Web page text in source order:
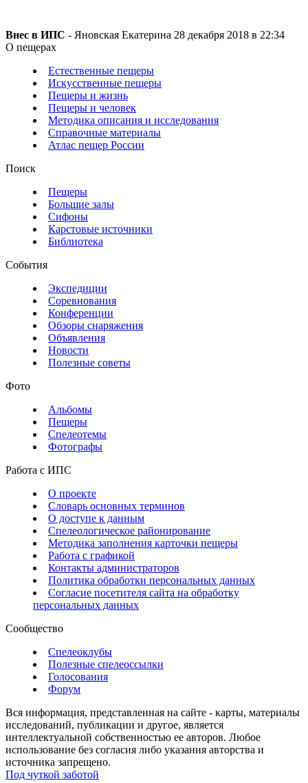
Внес в ИПС - Яновская Екатерина 28 декабря 2018 в 22:34
О пещерах
Естественные пещеры
Искусственные пещеры
Пещеры и жизнь
Пещеры и человек
Методика описания и исследования
Справочные материалы
Атлас пещер России
Поиск
Пещеры
Большие залы
Сифоны
Карстовые источники
Библиотека
События
Экспедиции
Соревнования
Конференции
Обзоры снаряжения
Объявления
Новости
Полезные советы
Фото
Альбомы
Пещеры
Спелеотемы
Фотографы
Работа с ИПС
О проекте
Словарь основных терминов
О доступе к данным
Спелеологическое районирование
Методика заполнения карточки пещеры
Работа с графикой
Контакты администраторов
Политика обработки персональных данных
Согласие посетителя сайта на обработку
персональных данных
Сообщество
Спелеоклубы
Полезные спелеоссылки
Голосования
Форум
Вся информация, представленная на сайте - карты, материалы
исследований, публикации и другое, является
интеллектуальной собственностью ее авторов. Любое
использование без согласия либо указания авторства и
источника запрещено.
Под чуткой заботой